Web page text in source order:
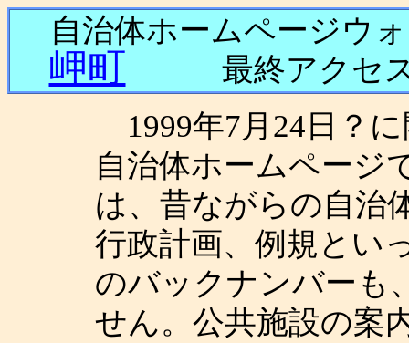
自治体ホームページ
岬町
最終アクセ
1999年7月24日？
自治体ホームページ
は、昔ながらの自治
行政計画、例規とい
のバックナンバーも
せん。公共施設の案